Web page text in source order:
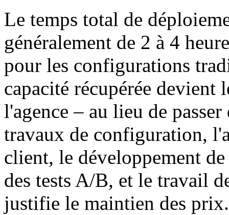
Le temps total de
généralement de 2 à 4
pour les configurations
capacité récupérée devient
l'agence – au lieu de
travaux de configuration,
client, le développement
des tests A/B, et le travail
justifie le maintien des prix.